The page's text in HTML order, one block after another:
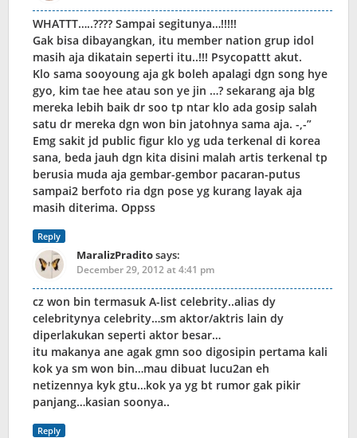
WHATTT…..???? Sampai segitunya…!!!!!
Gak bisa dibayangkan, itu member nation grup idol
masih aja dikatain seperti itu..!!! Psycopattt akut.
Klo sama sooyoung aja gk boleh apalagi dgn song hye
gyo, kim tae hee atau son ye jin …? sekarang aja blg
mereka lebih baik dr soo tp ntar klo ada gosip salah
satu dr mereka dgn won bin jatohnya sama aja. -,-”
Emg sakit jd public figur klo yg uda terkenal di korea
sana, beda jauh dgn kita disini malah artis terkenal tp
berusia muda aja gembar-gembor pacaran-putus
sampai2 berfoto ria dgn pose yg kurang layak aja
masih diterima. Oppss
Reply
MaralizPraditosays:
December 29, 2012 at 4:41 pm
cz won bin termasuk A-list celebrity..alias dy
celebritynya celebrity…sm aktor/aktris lain dy
diperlakukan seperti aktor besar…
itu makanya ane agak gmn soo digosipin pertama kali
kok ya sm won bin…mau dibuat lucu2an eh
netizennya kyk gtu…kok ya yg bt rumor gak pikir
panjang…kasian soonya..
Reply